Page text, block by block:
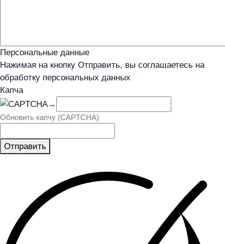
Персональные данные
Нажимая на кнопку Отправить, вы соглашаетесь на
обработку персональных данных
Капча
→
Обновить капчу (CAPTCHA)
Отправить